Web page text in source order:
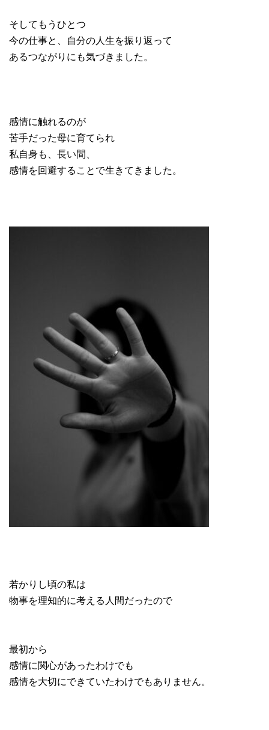
そしてもうひとつ
今の仕事と、自分の人生を振り返って
あるつながりにも気づきました。
感情に触れるのが
苦手だった母に育てられ
私自身も、長い間、
感情を回避することで生きてきました。
若かりし頃の私は
物事を理知的に考える人間だったので
最初から
感情に関心があったわけでも
感情を大切にできていたわけでもありません。